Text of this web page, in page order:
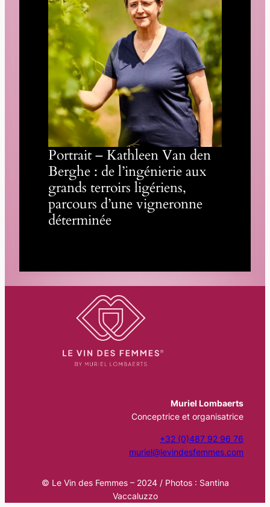
Portrait – Kathleen Van den
Berghe : de l’ingénierie aux
grands terroirs ligériens,
parcours d’une vigneronne
déterminée
Muriel Lombaerts
Conceptrice et organisatrice
+32 (0)487 92 96 76
muriel@levindesfemmes.com
© Le Vin des Femmes – 2024 / Photos : Santina
Vaccaluzzo